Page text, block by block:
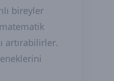
bireyler
artırabilirler.